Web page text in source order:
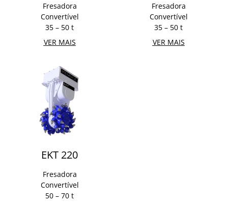
Fresadora
Convertível
35 – 50 t
VER MAIS
Fresadora
Convertível
35 – 50 t
VER MAIS
EKT 220
Fresadora
Convertível
50 – 70 t